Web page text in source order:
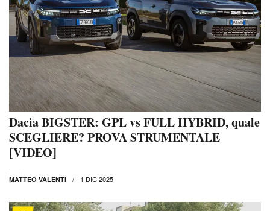
Dacia BIGSTER: GPL vs FULL HYBRID, quale
SCEGLIERE? PROVA STRUMENTALE
[VIDEO]
MATTEO VALENTI 1 DIC 2025